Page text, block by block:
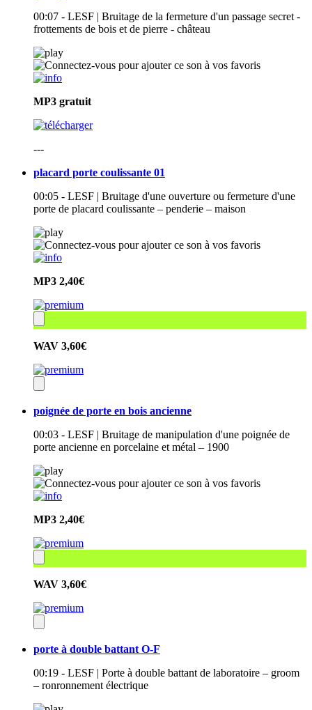
00:07 - LESF | Bruitage de la fermeture d'un passage secret -
frottements de bois et de pierre - château
MP3 gratuit
---
placard porte coulissante 01
00:05 - LESF | Bruitage d'une ouverture ou fermeture d'une
porte de placard coulissante – penderie – maison
MP3 2,40€
WAV 3,60€
poignée de porte en bois ancienne
00:03 - LESF | Bruitage de manipulation d'une poignée de
porte ancienne en porcelaine et métal – 1900
MP3 2,40€
WAV 3,60€
porte à double battant O-F
00:19 - LESF | Porte à double battant de laboratoire – groom
– ronronnement électrique